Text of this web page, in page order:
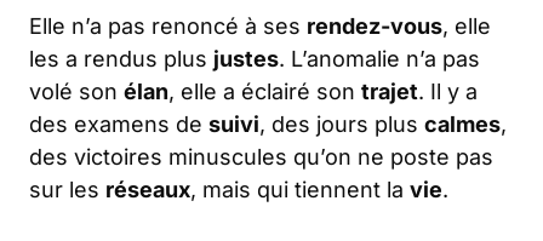
Elle n’a pas renoncé à ses rendez-vous, elle
les a rendus plus justes. L’anomalie n’a pas
volé son élan, elle a éclairé son trajet. Il y a
des examens de suivi, des jours plus calmes,
des victoires minuscules qu’on ne poste pas
sur les réseaux, mais qui tiennent la vie.